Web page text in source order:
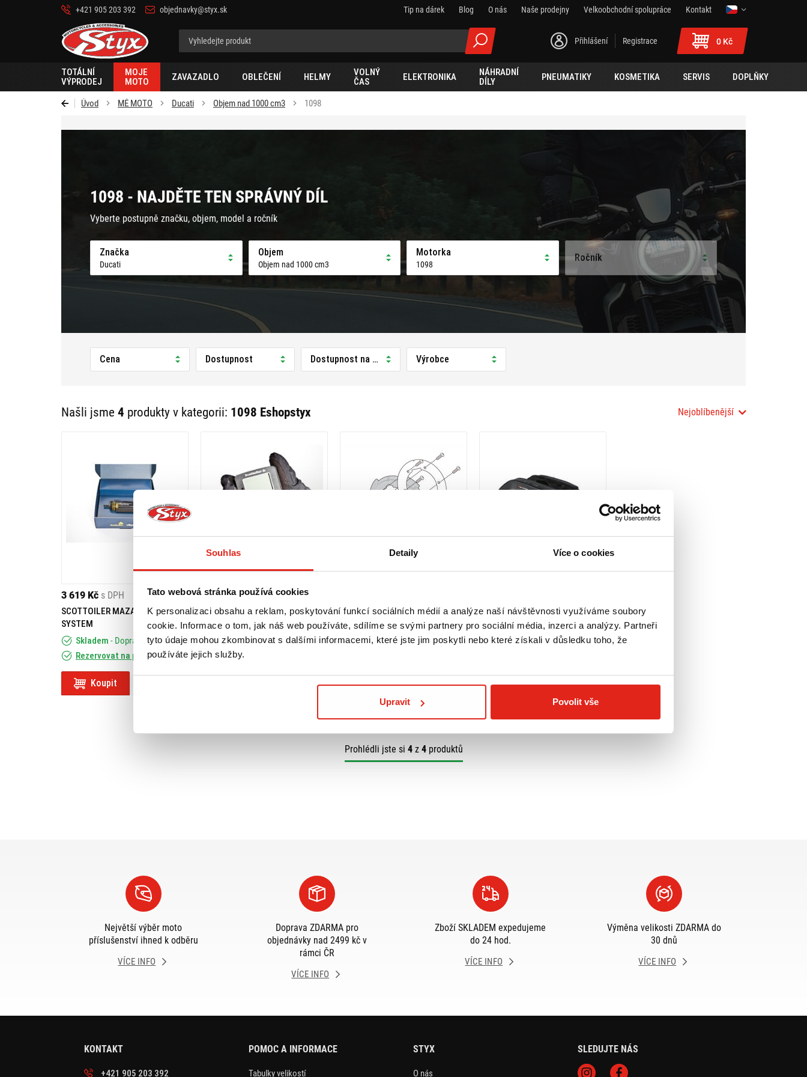
Souhlas Detaily Více o cookies
Tato webová stránka používá cookies
K personalizaci obsahu a reklam, poskytování funkcí sociálních médií a analýze naší návštěvnosti využíváme soubory
cookie. Informace o tom, jak náš web používáte, sdílíme se svými partnery pro sociální média, inzerci a analýzy. Partneři
tyto údaje mohou zkombinovat s dalšími informacemi, které jste jim poskytli nebo které získali v důsledku toho, že
používáte jejich služby.
Upravit Povolit vše
+421 905 203 392 objednavky@styx.sk Tip na dárek Blog O nás Naše prodejny Velkoobchodní spolupráce
Kontakt
Styx-
cz
Přihlášení Registrace 0 Kč
TOTÁLNÍ
VÝPRODEJ
MOJE
MOTO
ZAVAZADLO OBLEČENÍ HELMY
VOLNÝ
ČAS
ELEKTRONIKA
NÁHRADNÍ
DÍLY
PNEUMATIKY KOSMETIKA SERVIS DOPLŇKY
Úvod MÉ MOTO Ducati Objem nad 1000 cm3 1098
1098 - NAJDĚTE TEN SPRÁVNÝ DÍL
Vyberte postupně značku, objem, model a ročník
Značka
Ducati
Objem
Objem nad 1000 cm3
Motorka
1098
Ročník
Cena Dostupnost Dostupnost na prodejně Výrobce
Našli jsme 4 produkty v kategorii: 1098 Eshopstyx Nejoblíbenější
3 619 Kč s DPH
SCOTTOILER MAZACÍ SYSTÉM V-
SYSTEM
Skladem - Doprava ZDARMA
Rezervovat na prodejně
Koupit
9 169 Kč s DPH
SCOTTOILER MAZACÍ SYSTÉM E-
SYSTEM
Skladem - Doprava ZDARMA
Rezervovat na prodejně
GIVI PODKOVA NA NÁDRŽ BF08
Skladem
Koupit
SW MOTECH PRO BLAZE BOČNÍ
TAŠKY DUCATI SUPERBIKE 848
(-13)/1098 (-09)/1198 (-12)
Koupit
Prohlédli jste si 4z 4produktů
Největší výběr moto
příslušenství ihned k odběru
VÍCE INFO
Doprava ZDARMA pro
objednávky nad 2499 kč v
rámci ČR
VÍCE INFO
Zboží SKLADEM expedujeme
do 24 hod.
VÍCE INFO
Výměna velikosti ZDARMA do
30 dnů
VÍCE INFO
KONTAKT
+421 905 203 392
POMOC A INFORMACE
Tabulky velikostí
STYX
O nás
SLEDUJTE NÁS